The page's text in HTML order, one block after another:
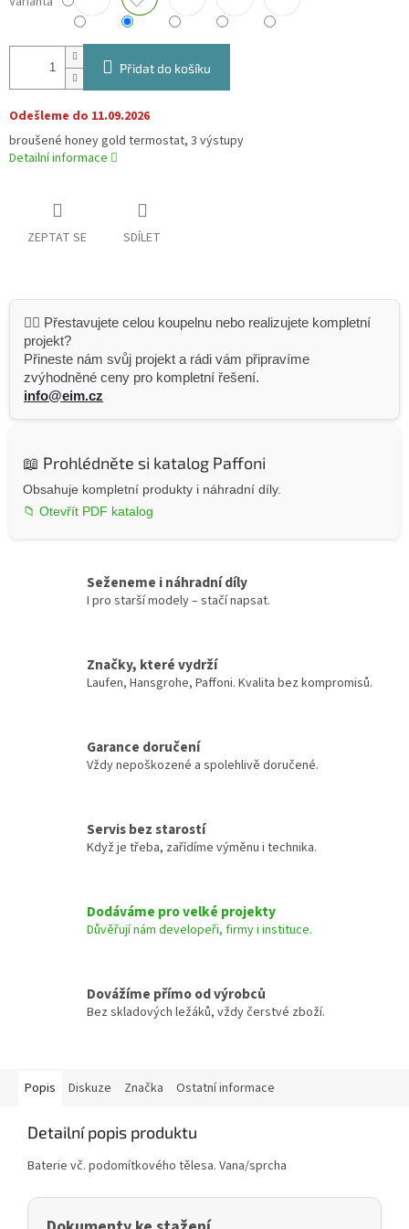
Přidat do košíku
Odešleme do 11.09.2026
broušené honey gold termostat, 3 výstupy
Detailní informace
ZEPTAT SE SDÍLET
👷‍♂️ Přestavujete celou koupelnu nebo realizujete kompletní
projekt?
Přineste nám svůj projekt a rádi vám připravíme
zvýhodněné ceny pro kompletní řešení.
info@eim.cz
📖 Prohlédněte si katalog Paffoni
Obsahuje kompletní produkty i náhradní díly.
📁 Otevřít PDF katalog
Seženeme i náhradní díly
I pro starší modely – stačí napsat.
Značky, které vydrží
Laufen, Hansgrohe, Paffoni. Kvalita bez kompromisů.
Garance doručení
Vždy nepoškozené a spolehlivě doručené.
Servis bez starostí
Když je třeba, zařídíme výměnu i technika.
Dodáváme pro velké projekty
Důvěřují nám developeři, firmy i instituce.
Dovážíme přímo od výrobců
Bez skladových ležáků, vždy čerstvé zboží.
Popis Diskuze Značka Ostatní informace
Detailní popis produktu
Baterie vč. podomítkového tělesa. Vana/sprcha